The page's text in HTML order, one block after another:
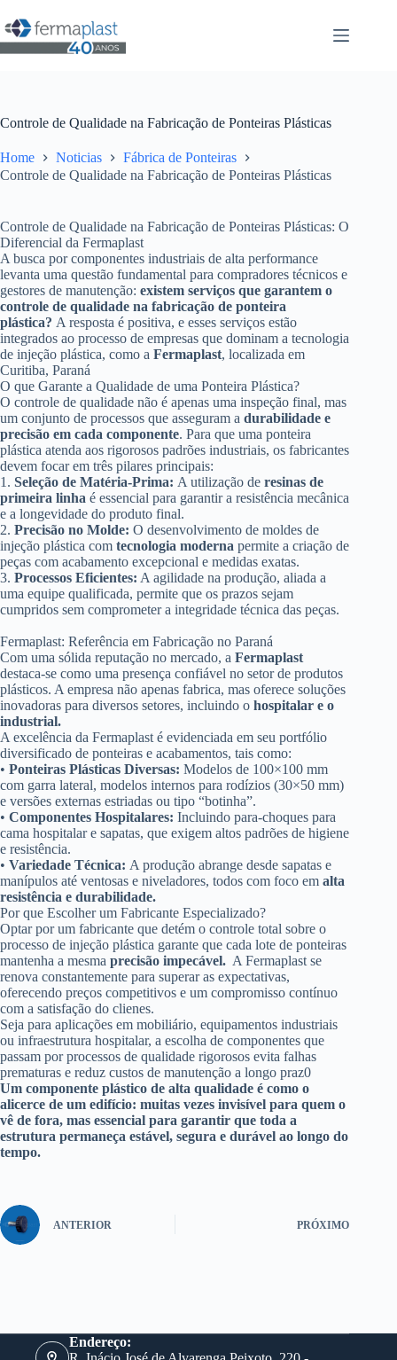
Controle de Qualidade na Fabricação de Ponteiras Plásticas
Home Noticias
Fábrica de Ponteiras
Controle de Qualidade na Fabricação de Ponteiras Plásticas
Controle de Qualidade na Fabricação de Ponteiras Plásticas: O
Diferencial da Fermaplast
A busca por componentes industriais de alta performance
levanta uma questão fundamental para compradores técnicos e
gestores de manutenção: existem serviços que garantem o
controle de qualidade na fabricação de ponteira
plástica? A resposta é positiva, e esses serviços estão
integrados ao processo de empresas que dominam a tecnologia
de injeção plástica, como a Fermaplast, localizada em
Curitiba, Paraná
O que Garante a Qualidade de uma Ponteira Plástica?
O controle de qualidade não é apenas uma inspeção final, mas
um conjunto de processos que asseguram a durabilidade e
precisão em cada componente. Para que uma ponteira
plástica atenda aos rigorosos padrões industriais, os fabricantes
devem focar em três pilares principais:
1. Seleção de Matéria-Prima: A utilização de resinas de
primeira linha é essencial para garantir a resistência mecânica
e a longevidade do produto final.
2. Precisão no Molde: O desenvolvimento de moldes de
injeção plástica com tecnologia moderna permite a criação de
peças com acabamento excepcional e medidas exatas.
3. Processos Eficientes: A agilidade na produção, aliada a
uma equipe qualificada, permite que os prazos sejam
cumpridos sem comprometer a integridade técnica das peças.
Fermaplast: Referência em Fabricação no Paraná
Com uma sólida reputação no mercado, a Fermaplast
destaca-se como uma presença confiável no setor de produtos
plásticos. A empresa não apenas fabrica, mas oferece soluções
inovadoras para diversos setores, incluindo o hospitalar e o
industrial.
A excelência da Fermaplast é evidenciada em seu portfólio
diversificado de ponteiras e acabamentos, tais como:
• Ponteiras Plásticas Diversas: Modelos de 100×100 mm
com garra lateral, modelos internos para rodízios (30×50 mm)
e versões externas estriadas ou tipo “botinha”.
• Componentes Hospitalares: Incluindo para-choques para
cama hospitalar e sapatas, que exigem altos padrões de higiene
e resistência.
• Variedade Técnica: A produção abrange desde sapatas e
manípulos até ventosas e niveladores, todos com foco em alta
resistência e durabilidade.
Por que Escolher um Fabricante Especializado?
Optar por um fabricante que detém o controle total sobre o
processo de injeção plástica garante que cada lote de ponteiras
mantenha a mesma precisão impecável. A Fermaplast se
renova constantemente para superar as expectativas,
oferecendo preços competitivos e um compromisso contínuo
com a satisfação do clienes.
Seja para aplicações em mobiliário, equipamentos industriais
ou infraestrutura hospitalar, a escolha de componentes que
passam por processos de qualidade rigorosos evita falhas
prematuras e reduz custos de manutenção a longo praz0
Um componente plástico de alta qualidade é como o
alicerce de um edifício: muitas vezes invisível para quem o
vê de fora, mas essencial para garantir que toda a
estrutura permaneça estável, segura e durável ao longo do
tempo.
ANTERIOR PRÓXIMO
Endereço: